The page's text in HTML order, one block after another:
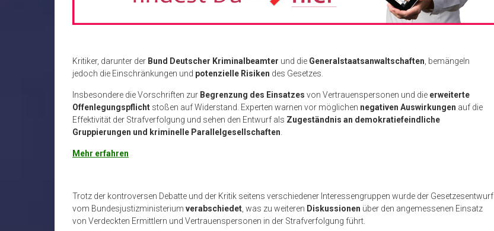
Kritiker, darunter der Bund Deutscher Kriminalbeamter und die Generalstaatsanwaltschaften , bemängeln
jedoch die Einschränkungen und potenzielle Risiken des Gesetzes.
Insbesondere die Vorschriften zur Begrenzung des Einsatzes von Vertrauenspersonen und die erweiterte
Offenlegungspflicht stoßen auf Widerstand. Experten warnen vor möglichen negativen Auswirkungen auf die
Effektivität der Strafverfolgung und sehen den Entwurf als Zugeständnis an demokratiefeindliche
Gruppierungen und kriminelle Parallelgesellschaften
Mehr erfahren
Trotz der kontroversen Debatte und der Kritik seitens verschiedener Interessengruppen wurde der Gesetzesentwurf
vom Bundesjustizministerium verabschiedet , was zu weiteren Diskussionen über den angemessenen Einsatz
von Verdeckten Ermittlern und Vertrauenspersonen in der Strafverfolgung führt.